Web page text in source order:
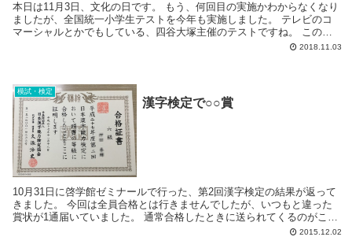
本日は11月3日、文化の日です。 もう、何回目の実施かわからなくなり
ましたが、全国統一小学生テストを今年も実施しました。 テレビのコ
マーシャルとかでもしている、四谷大塚主催のテストですね。 このキ
2018.11.03
模試・検定
漢字検定で○○賞
10月31日に啓学館ゼミナールで行った、第2回漢字検定の結果が返って
きました。 今回は全員合格とは行きませんでしたが、いつもと違った
賞状が1通届いていました。 通常合格したときに送られてくるのがこち
2015.12.02